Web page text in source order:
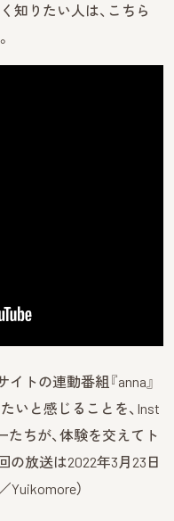
知りたい人は、こちら
トの連動番組『anna』
いと感じることを、Inst
たちが、体験を交えてト
の放送は2022年3月23日
Yuikomore）